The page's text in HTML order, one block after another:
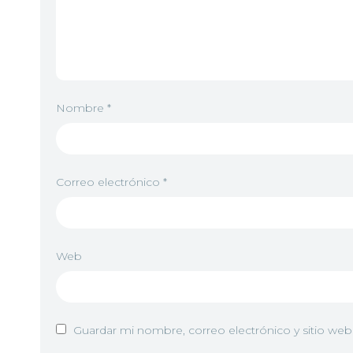
Nombre *
Correo electrónico *
Web
Guardar mi nombre, correo electrónico y sitio